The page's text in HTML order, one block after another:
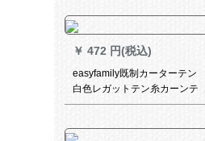
￥ 472 円(税込)
easyfamily既制カーターテン
白色レガットテン糸カーンテ
テンンンンンンンンシンプル
サンサンサンサンサンサンサ